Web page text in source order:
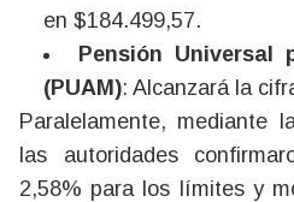
en $184.499,57.
Pensión Universal
(PUAM): Alcanzará la
Paralelamente, mediante
las autoridades
2,58% para los límites y